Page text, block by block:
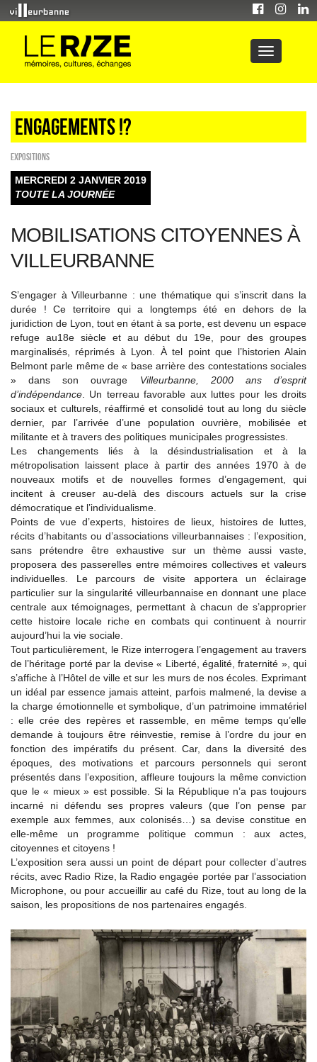
Engagements !?
EXPOSITIONS
MERCREDI 2 JANVIER 2019
TOUTE LA JOURNÉE
MOBILISATIONS CITOYENNES À
VILLEURBANNE
S’engager à Villeurbanne : une thématique qui s’inscrit dans la
durée ! Ce territoire qui a longtemps été en dehors de la
juridiction de Lyon, tout en étant à sa porte, est devenu un espace
refuge au18e siècle et au début du 19e, pour des groupes
marginalisés, réprimés à Lyon. À tel point que l’historien Alain
Belmont parle même de « base arrière des contestations sociales
» dans son ouvrage Villeurbanne, 2000 ans d’esprit
d’indépendance . Un terreau favorable aux luttes pour les droits
sociaux et culturels, réaffirmé et consolidé tout au long du siècle
dernier, par l’arrivée d’une population ouvrière, mobilisée et
militante et à travers des politiques municipales progressistes.
Les changements liés à la désindustrialisation et à la
métropolisation laissent place à partir des années 1970 à de
nouveaux motifs et de nouvelles formes d’engagement, qui
incitent à creuser au-delà des discours actuels sur la crise
démocratique et l’individualisme.
Points de vue d’experts, histoires de lieux, histoires de luttes,
récits d’habitants ou d’associations villeurbannaises : l’exposition,
sans prétendre être exhaustive sur un thème aussi vaste,
proposera des passerelles entre mémoires collectives et valeurs
individuelles. Le parcours de visite apportera un éclairage
particulier sur la singularité villeurbannaise en donnant une place
centrale aux témoignages, permettant à chacun de s’approprier
cette histoire locale riche en combats qui continuent à nourrir
aujourd’hui la vie sociale.
Tout particulièrement, le Rize interrogera l’engagement au travers
de l’héritage porté par la devise « Liberté, égalité, fraternité », qui
s’affiche à l’Hôtel de ville et sur les murs de nos écoles. Exprimant
un idéal par essence jamais atteint, parfois malmené, la devise a
la charge émotionnelle et symbolique, d’un patrimoine immatériel
: elle crée des repères et rassemble, en même temps qu’elle
demande à toujours être réinvestie, remise à l’ordre du jour en
fonction des impératifs du présent. Car, dans la diversité des
époques, des motivations et parcours personnels qui seront
présentés dans l’exposition, affleure toujours la même conviction
que le « mieux » est possible. Si la République n’a pas toujours
incarné ni défendu ses propres valeurs (que l’on pense par
exemple aux femmes, aux colonisés…) sa devise constitue en
elle-même un programme politique commun : aux actes,
citoyennes et citoyens !
L’exposition sera aussi un point de départ pour collecter d’autres
récits, avec Radio Rize, la Radio engagée portée par l’association
Microphone, ou pour accueillir au café du Rize, tout au long de la
saison, les propositions de nos partenaires engagés.